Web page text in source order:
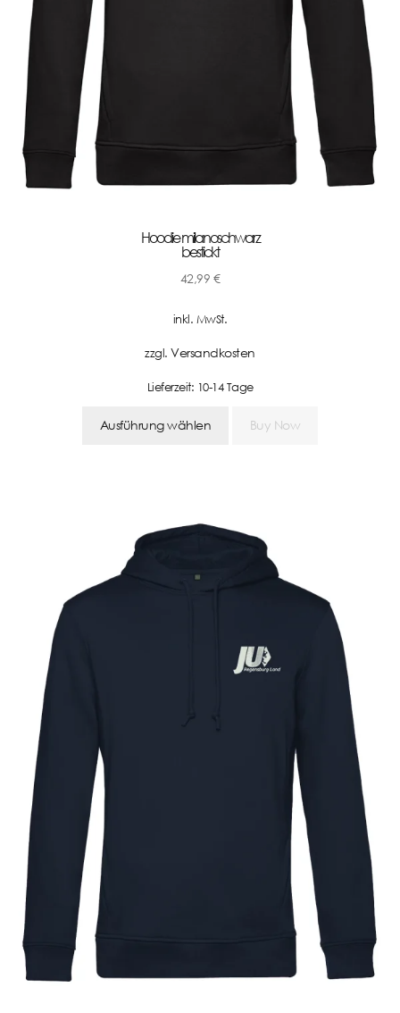
Hoodie milanoschwarz
bestickt
42,99 €
inkl. MwSt.
zzgl.Versandkosten
Lieferzeit: 10-14 Tage
Ausführung wählen Buy Now